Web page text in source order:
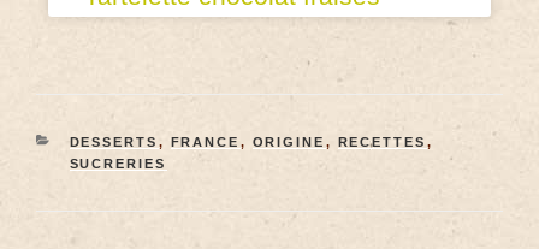
DESSERTS , FRANCE , ORIGINE , RECETTES ,
SUCRERIES